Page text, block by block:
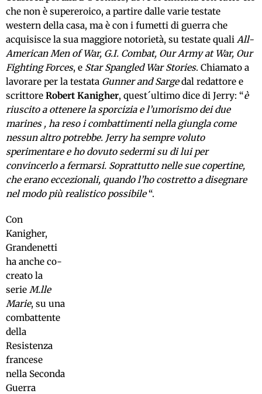
che non è supereroico, a partire dalle varie testate
western della casa, ma è con i fumetti di guerra che
acquisisce la sua maggiore notorietà, su testate quali All-
American Men of War, G.I. Combat, Our Army at War, Our
Fighting Forces, e Star Spangled War Stories. Chiamato a
lavorare per la testata Gunner and Sargedal redattore e
scrittore Robert Kanigher, quest´ultimo dice di Jerry: “è
riuscito a ottenere la sporcizia e l’umorismo dei due
marines , ha reso i combattimenti nella giungla come
nessun altro potrebbe. Jerry ha sempre voluto
sperimentare e ho dovuto sedermi su di lui per
convincerlo a fermarsi. Soprattutto nelle sue copertine,
che erano eccezionali, quando l’ho costretto a disegnare
nel modo più realistico possibile“.
Con
Kanigher,
Grandenetti
ha anche co-
creato la
serie M.lle
Marie, su una
combattente
della
Resistenza
francese
nella Seconda
Guerra